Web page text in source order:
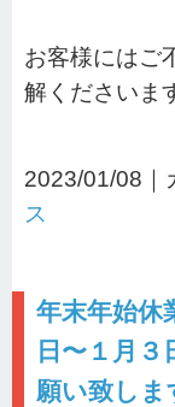
お客様にはご
解くださいま
2023/01/08｜
ス
年末年始休
日〜１月
願い致しま